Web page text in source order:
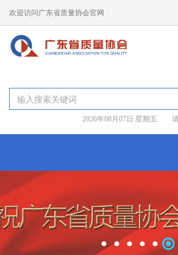
欢迎访问广东省质量协会官网
2026年08月07日 星期五